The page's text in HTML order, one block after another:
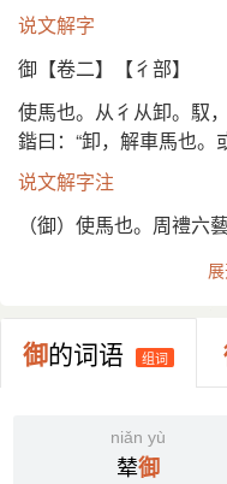
(6) 统治；治理 [rule；
振长策而御宇内，吞二
论》
(7) 又如：御世(治理天
下)
(8) 控制；约束以为己
(9) 统率；率领
唐书》
(11) 使用；应用 [use]
又《廣韻》侍也，進也
御，進也。《箋》御，
諸友侍之。
又《正韻》勸侑也。《
御。
御也。《註》御猶主也
禦也。《詩·邶風》我
又傅御，日御，御史，
其私人《箋》傅御貳王
繡衣直指。《後漢·百
吏奏事，有違失，劾舉
说文解字
御【卷二】【彳部】
使馬也。从彳从卸。馭
鍇曰：“卸，解車馬也。
说文解字注
（御）使馬也。周禮六
（馭）古文御。从又馬。
御的词语 组词
niǎn yù
辇御